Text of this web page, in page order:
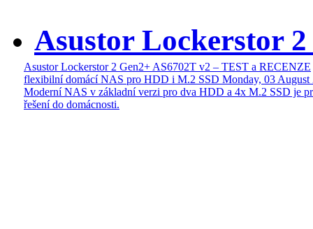
Asustor Lockerstor
Asustor Lockerstor 2 Gen2+ AS6702T v2 – TEST a RECENZE
flexibilní domácí NAS pro HDD i M.2 SSD Monday, 03 August
Moderní NAS v základní verzi pro dva HDD a 4x M.2 SSD je
řešení do domácnosti.